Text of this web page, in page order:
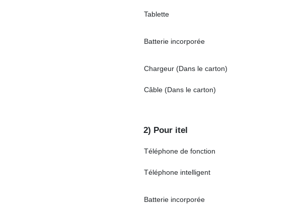
Tablette
Batterie incorporée
Chargeur (Dans le carton)
Câble (Dans le carton)
2) Pour itel
Téléphone de fonction
Téléphone intelligent
Batterie incorporée